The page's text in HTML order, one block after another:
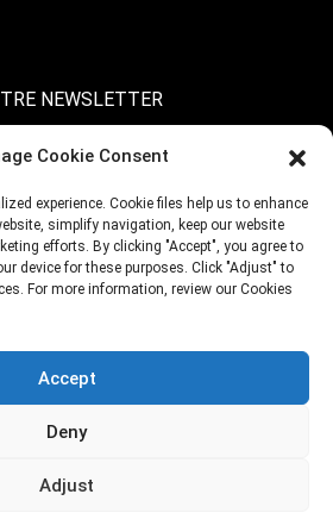
NEWSLETTER
Cookie Consent
experience. Cookie files help us to enhance
simplify navigation, keep our website
efforts. By clicking "Accept", you agree to
device for these purposes. Click "Adjust" to
For more information, review our Cookies
Accept
Deny
Adjust